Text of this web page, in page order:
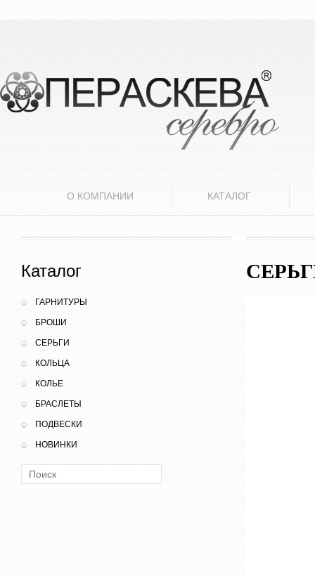
О КОМПАНИИ КАТАЛОГ
Каталог
ГАРНИТУРЫ
БРОШИ
СЕРЬГИ
КОЛЬЦА
КОЛЬЕ
БРАСЛЕТЫ
ПОДВЕСКИ
НОВИНКИ
Поиск: